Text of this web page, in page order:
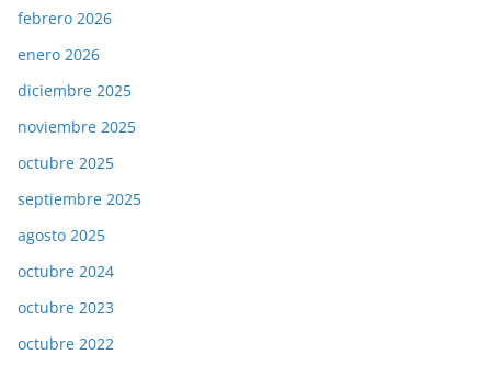
febrero 2026
enero 2026
diciembre 2025
noviembre 2025
octubre 2025
septiembre 2025
agosto 2025
octubre 2024
octubre 2023
octubre 2022